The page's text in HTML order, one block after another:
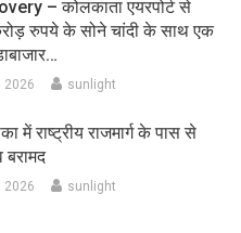
– कोलकाता एयरपोर्ट से
रुपये के सोने चांदी के साथ एक
2026 sunlight
में राष्ट्रीय राजमार्ग के पास से
2026 sunlight